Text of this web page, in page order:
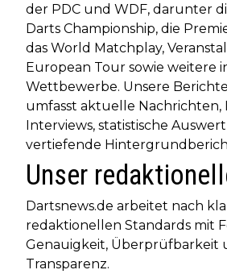
der PDC und WDF, darunter
Darts Championship, die
das World Matchplay,
European Tour sowie weitere
Wettbewerbe. Unsere
umfasst aktuelle Nachrichten,
Interviews, statistische
vertiefende
Unser
Dartsnews.de arbeitet nach
redaktionellen Standards mit
Genauigkeit, Überprüfbarkeit
Transparenz.